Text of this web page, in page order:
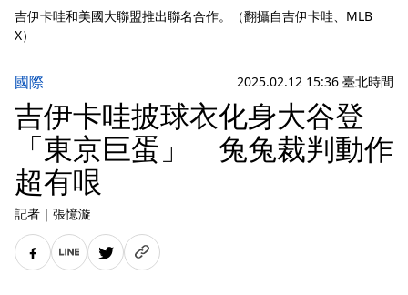
吉伊卡哇和美國大聯盟推出聯名合作。（翻攝自吉伊卡哇、MLB
X）
國際 2025.02.12 15:36 臺北時間
吉伊卡哇披球衣化身大谷登
「東京巨蛋」 兔兔裁判動作
超有哏
記者 ｜ 張憶漩